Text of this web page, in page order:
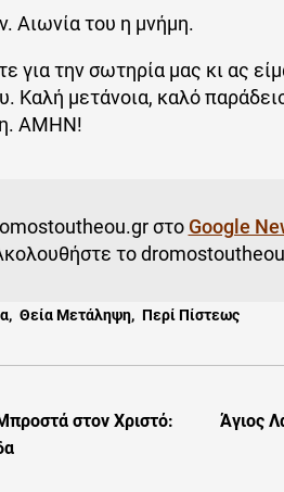
Αιωνία του η μνήμη.
για την σωτηρία μας κι ας
Καλή μετάνοια, καλό
ΑΜΗΝ!
στο Google
το
, Θεία Μετάληψη, Περί Πίστεως
στον Χριστό:
Άγιος